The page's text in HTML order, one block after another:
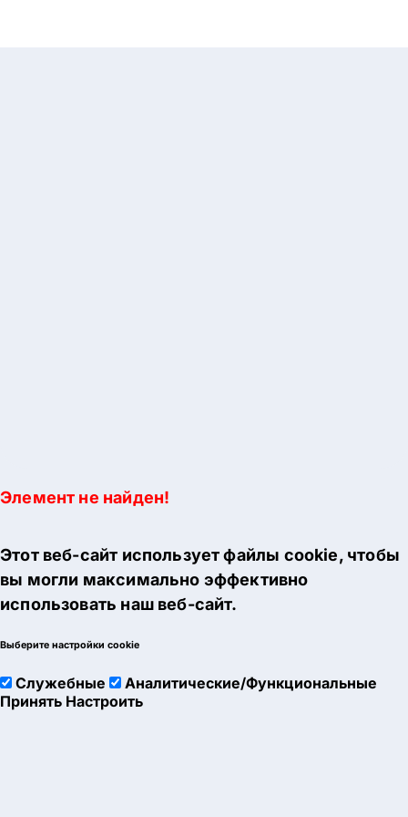
Элемент не найден!
Этот веб-сайт использует файлы cookie, чтобы
вы могли максимально эффективно
использовать наш веб-сайт.
Выберите настройки cookie
Служебные
Аналитические/Функциональные
Принять Настроить